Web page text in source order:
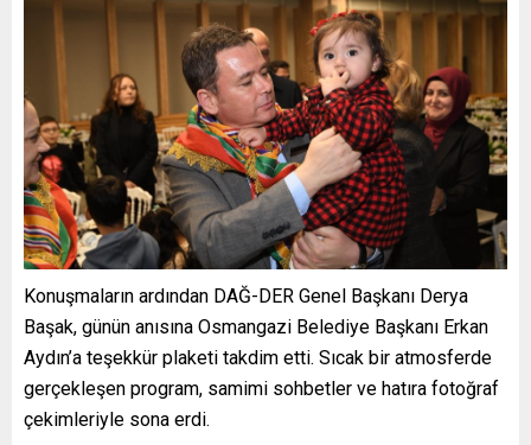
Konuşmaların ardından DAĞ-DER Genel Başkanı Derya
Başak, günün anısına Osmangazi Belediye Başkanı Erkan
Aydın’a teşekkür plaketi takdim etti. Sıcak bir atmosferde
gerçekleşen program, samimi sohbetler ve hatıra fotoğraf
çekimleriyle sona erdi.